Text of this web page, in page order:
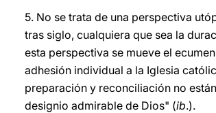
5. No se trata de una perspectiva
tras siglo, cualquiera que sea la
esta perspectiva se mueve el
adhesión individual a la Iglesia
preparación y reconciliación no
designio admirable de Dios" (ib.).